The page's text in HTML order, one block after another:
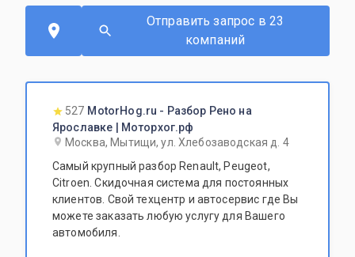
Отправить запрос в 23
компаний
527 MotorHog.ru - Разбор Рено на
Ярославке | Моторхог.рф
Москва, Мытищи, ул. Хлебозаводская д. 4
Самый крупный разбор Renault, Peugeot,
Citroen. Скидочная система для постоянных
клиентов. Свой техцентр и автосервис где Вы
можете заказать любую услугу для Вашего
автомобиля.